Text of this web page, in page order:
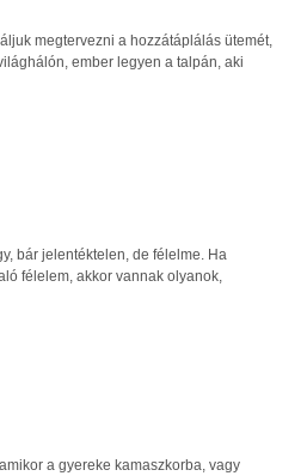
megtervezni a hozzátáplálás ütemét,
ember legyen a talpán, aki
bár jelentéktelen, de félelme. Ha
félelem, akkor vannak olyanok,
a gyereke kamaszkorba, vagy